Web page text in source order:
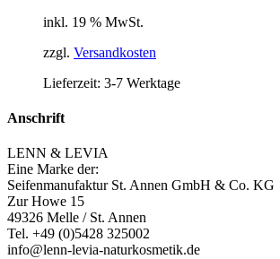
inkl. 19 % MwSt.
zzgl. Versandkosten
Lieferzeit: 3-7 Werktage
Anschrift
LENN & LEVIA
Eine Marke der:
Seifenmanufaktur St. Annen GmbH & Co. KG
Zur Howe 15
49326 Melle / St. Annen
Tel. +49 (0)5428 325002
info@lenn-levia-naturkosmetik.de